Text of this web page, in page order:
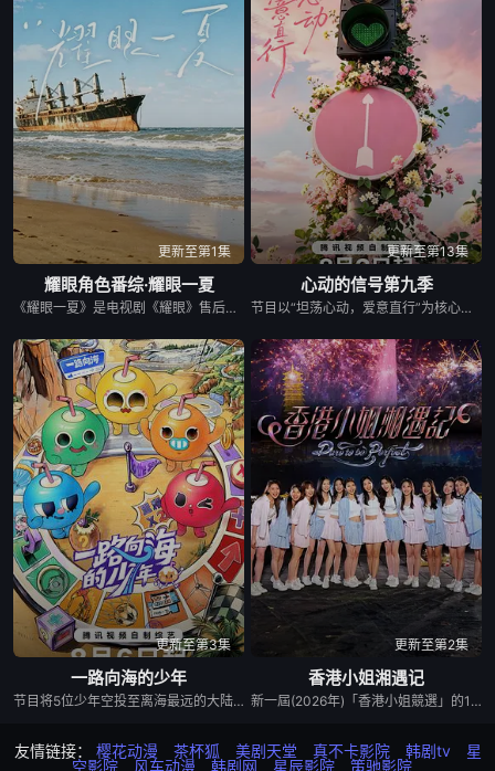
更新至第1集
耀眼角色番综·耀眼一夏
《耀眼一夏》是电视剧《耀眼》售后的毕业角色番综，由关晓彤、李昀锐、毛俊杰、边天扬、王翰闻、高秋梓原班主演齐聚录制。扎扎亭的老朋友们陆续回来，大家一起笑闹，一起为那场筹备已久的毕业联欢晚会亮灯开场。两天一夜，从二人的精心准备到众人相聚——这场迟来的重聚，终于让那个夏天有了最耀眼的收尾。
更新至第13集
心动的信号第九季
节目以“坦荡心动，爱意直行”为核心主题，聚焦真诚直白的新式恋爱，告别无效拉扯，走进心动小屋，见证单身青年之间萌生的浪漫情愫。
更新至第3集
一路向海的少年
节目将5位少年空投至离海最远的大陆腹地，他们只有一辆车和一车椰子们，通过在途径补给站完成挑战任务，获取里程盲盒，一路向海，最终解锁终极目标地。这不仅是档公路远行节目，更是一场积蓄力量奔赴山海，在实践中探寻与体验的少年成长旅行真人秀。
更新至第2集
香港小姐湘遇记
新一屆(2026年)「香港小姐競選」的12位佳麗於湖南之旅分成三個小組，分別向「師姐」馮盈盈、黃嘉雯、陳懿德請教選美心得。 佳麗們會換上華麗漢服，在南岳里廟會民俗主題美食文化街區打卡爭艷；再穿著旗袍到著名地標「1944小鎮」參與巡遊；縱返到民宿稍歇，也會做好穿泳衣的準備踏入Q A環節。 長沙、衡陽還有更多景點，有待眾佳麗一一發掘，跟老師學習湘繡技巧；而刺激的激流漂流體驗，同樣在這趟旅程的行程列表之中。
友情链接： 樱花动漫 茶杯狐 美剧天堂 真不卡影院 韩剧tv
星
空影院
风车动漫 韩剧网 星辰影院 策驰影院